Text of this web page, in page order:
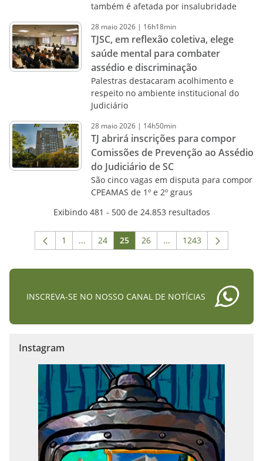
também é afetada por insalubridade
28 maio2026 | 16h18min
TJSC, em reflexão coletiva, elege
saúde mental para combater
assédio e discriminação
Palestras destacaram acolhimento e
respeito no ambiente institucional do
Judiciário
28 maio2026 | 14h50min
TJ abrirá inscrições para compor
Comissões de Prevenção ao Assédio
do Judiciário de SC
São cinco vagas em disputa para compor
CPEAMAS de 1º e 2º graus
Exibindo 481 - 500 de 24.853 resultados
Página
1 ...Páginas intermediárias Usar ABA para
Página
24 Página
25 Página
26 ...Páginas intermediárias
Página
1243
INSCREVA-SE NO NOSSO CANAL DE NOTÍCIAS
Instagram